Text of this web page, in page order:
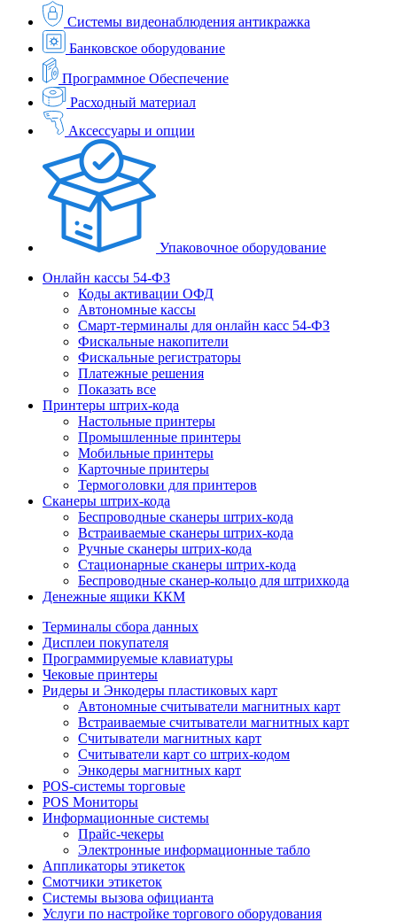
Системы видеонаблюдения антикражка
Банковское оборудование
Программное Обеспечение
Расходный материал
Аксессуары и опции
Упаковочное оборудование
Онлайн кассы 54-ФЗ
Коды активации ОФД
Автономные кассы
Смарт-терминалы для онлайн касс 54-ФЗ
Фискальные накопители
Фискальные регистраторы
Платежные решения
Показать все
Принтеры штрих-кода
Настольные принтеры
Промышленные принтеры
Мобильные принтеры
Карточные принтеры
Термоголовки для принтеров
Сканеры штрих-кода
Беспроводные сканеры штрих-кода
Встраиваемые сканеры штрих-кода
Ручные сканеры штрих-кода
Стационарные сканеры штрих-кода
Беспроводные сканер-кольцо для штрихкода
Денежные ящики ККМ
Терминалы сбора данных
Дисплеи покупателя
Программируемые клавиатуры
Чековые принтеры
Ридеры и Энкодеры пластиковых карт
Автономные считыватели магнитных карт
Встраиваемые считыватели магнитных карт
Считыватели магнитных карт
Считыватели карт со штрих-кодом
Энкодеры магнитных карт
POS-системы торговые
POS Мониторы
Информационные системы
Прайс-чекеры
Электронные информационные табло
Аппликаторы этикеток
Смотчики этикеток
Системы вызова официанта
Услуги по настройке торгового оборудования